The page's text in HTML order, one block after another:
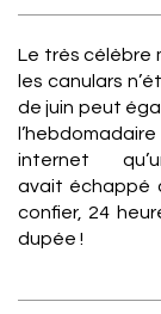
Le très célèbre
les canulars
de juin peut
internet
avait échappé
confier, 24
dupée !